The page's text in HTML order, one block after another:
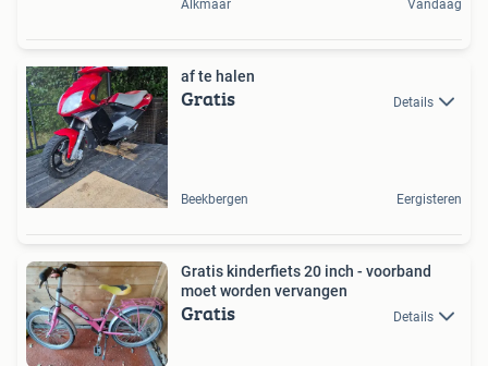
Alkmaar Vandaag
af te halen
Gratis Details
Beekbergen Eergisteren
Gratis kinderfiets 20 inch - voorband
moet worden vervangen
Gratis Details